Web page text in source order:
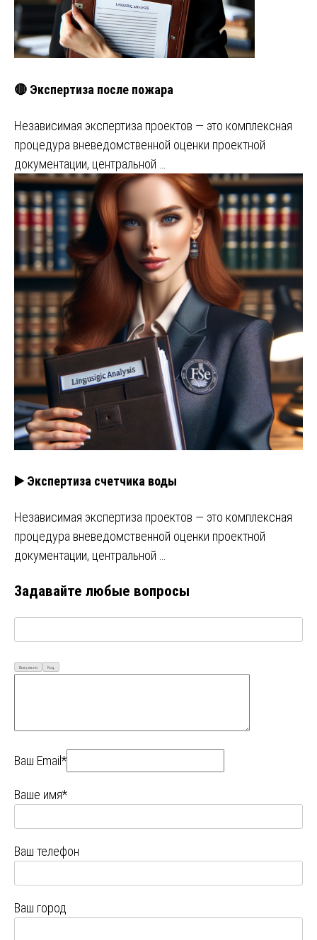
🔴 Экспертиза после пожара
Независимая экспертиза проектов — это комплексная
процедура вневедомственной оценки проектной
документации, центральной …
▶️ Экспертиза счетчика воды
Независимая экспертиза проектов — это комплексная
процедура вневедомственной оценки проектной
документации, центральной …
Задавайте любые вопросы
Визуально Код
Ваш Email*
Ваше имя*
Ваш телефон
Ваш город